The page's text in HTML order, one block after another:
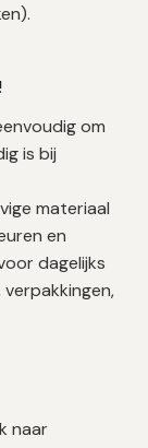
om
is bij
materiaal
en
dagelijks
naar